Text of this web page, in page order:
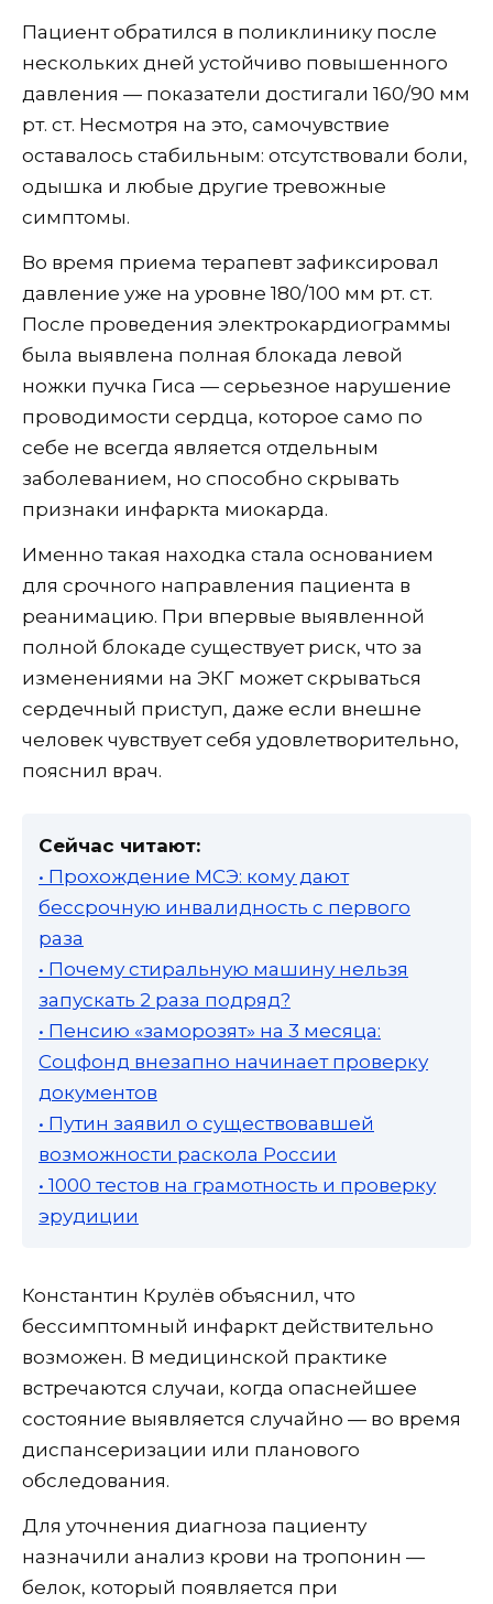
Пациент обратился в поликлинику после
нескольких дней устойчиво повышенного
давления — показатели достигали 160/90 мм
рт. ст. Несмотря на это, самочувствие
оставалось стабильным: отсутствовали боли,
одышка и любые другие тревожные
симптомы.
Во время приема терапевт зафиксировал
давление уже на уровне 180/100 мм рт. ст.
После проведения электрокардиограммы
была выявлена полная блокада левой
ножки пучка Гиса — серьезное нарушение
проводимости сердца, которое само по
себе не всегда является отдельным
заболеванием, но способно скрывать
признаки инфаркта миокарда.
Именно такая находка стала основанием
для срочного направления пациента в
реанимацию. При впервые выявленной
полной блокаде существует риск, что за
изменениями на ЭКГ может скрываться
сердечный приступ, даже если внешне
человек чувствует себя удовлетворительно,
пояснил врач.
Сейчас читают:
• Прохождение МСЭ: кому дают
бессрочную инвалидность с первого
раза
• Почему стиральную машину нельзя
запускать 2 раза подряд?
• Пенсию «заморозят» на 3 месяца:
Соцфонд внезапно начинает проверку
документов
• Путин заявил о существовавшей
возможности раскола России
• 1000 тестов на грамотность и проверку
эрудиции
Константин Крулёв объяснил, что
бессимптомный инфаркт действительно
возможен. В медицинской практике
встречаются случаи, когда опаснейшее
состояние выявляется случайно — во время
диспансеризации или планового
обследования.
Для уточнения диагноза пациенту
назначили анализ крови на тропонин —
белок, который появляется при